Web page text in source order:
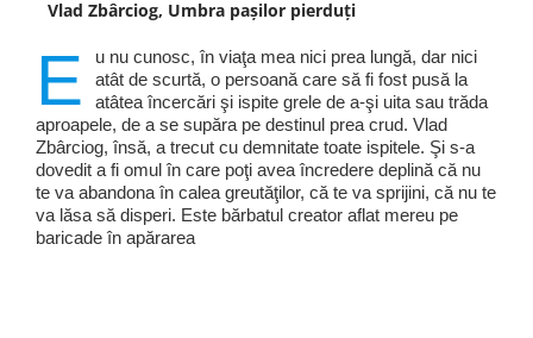
Vlad Zbârciog, Umbra pașilor pierduți
E
u nu cunosc, în viaţa mea nici prea lungă, dar nici
atât de scurtă, o persoană care să fi fost pusă la
atâtea încercări şi ispite grele de a-şi uita sau trăda
aproapele, de a se supăra pe destinul prea crud. Vlad
Zbârciog, însă, a trecut cu demnitate toate ispitele. Şi s-a
dovedit a fi omul în care poţi avea încredere deplină că nu
te va abandona în calea greutăţilor, că te va sprijini, că nu te
va lăsa să disperi. Este bărbatul creator aflat mereu pe
baricade în apărarea